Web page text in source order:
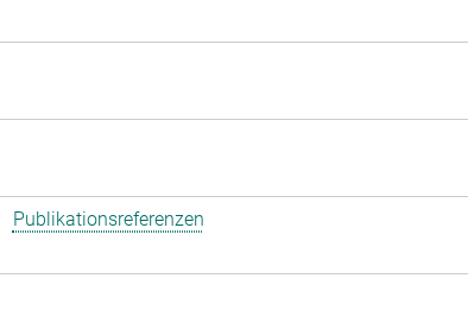
Publikationsreferenzen